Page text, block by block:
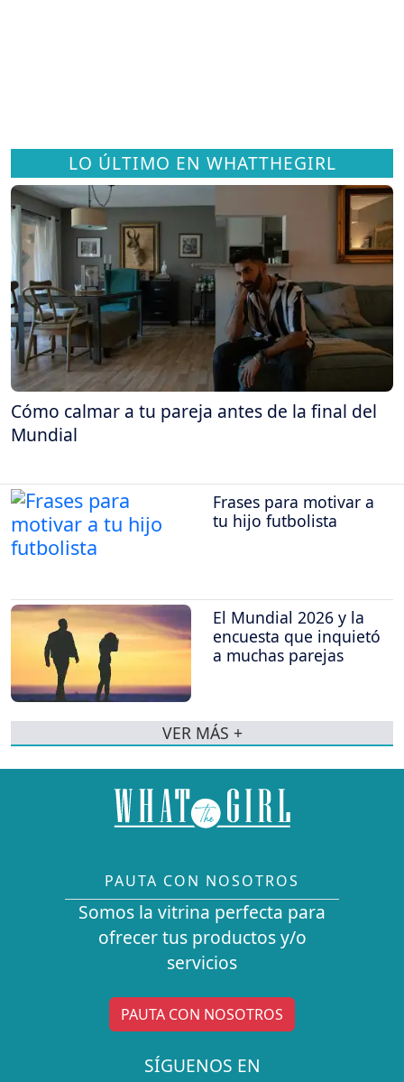
LO ÚLTIMO EN WHATTHEGIRL
Cómo calmar a tu pareja antes de la final del
Mundial
Frases para motivar a
tu hijo futbolista
El Mundial 2026 y la
encuesta que inquietó
a muchas parejas
VER MÁS +
PAUTA CON NOSOTROS
Somos la vitrina perfecta para
ofrecer tus productos y/o
servicios
PAUTA CON NOSOTROS
SÍGUENOS EN